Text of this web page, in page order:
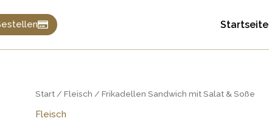
Startseite
Start/ Fleisch / Frikadellen Sandwich mit Salat & Soße
Fleisch
Frikadellen
Sandwich